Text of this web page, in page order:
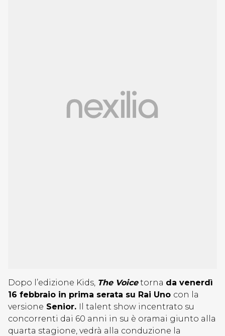
Dopo l’edizione Kids, The Voicetorna da venerdì
16 febbraio in prima serata su Rai Uno con la
versione Senior. Il talent show incentrato su
concorrenti dai 60 anni in su è oramai giunto alla
quarta stagione, vedrà alla conduzione la